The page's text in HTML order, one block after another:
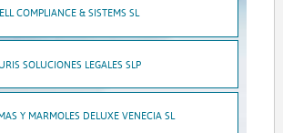
COMPLIANCE & SISTEMS SL
SOLUCIONES LEGALES SLP
Y MARMOLES DELUXE VENECIA SL